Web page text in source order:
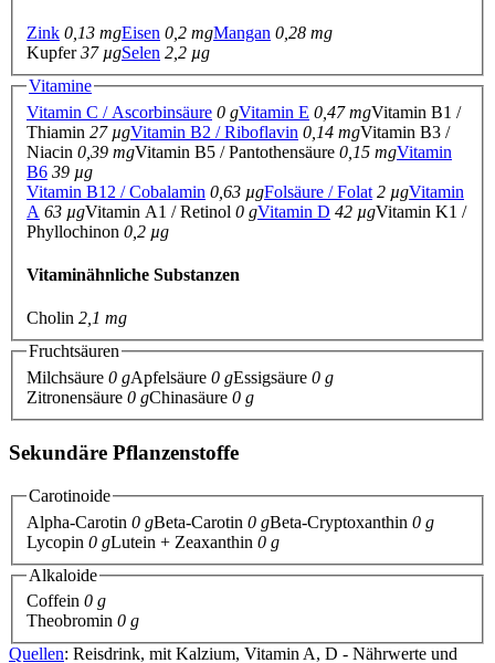
Zink 0,13 mgEisen 0,2 mgMangan 0,28 mg
Kupfer37 µgSelen 2,2 µg
Vitamine
Vitamin C / Ascorbinsäure 0 gVitamin E 0,47 mgVitamin B1 /
Thiamin 27 µgVitamin B2 / Riboflavin 0,14 mgVitamin B3 /
Niacin 0,39 mgVitamin B5 / Pantothensäure 0,15 mgVitamin
B6 39 µg
Vitamin B12 / Cobalamin 0,63 µgFolsäure / Folat 2 µgVitamin
A 63 µgVitamin A1 / Retinol 0 gVitamin D 42 µgVitamin K1 /
Phyllochinon 0,2 µg
Vitaminähnliche Substanzen
Cholin 2,1 mg
Fruchtsäuren
Milchsäure 0 gApfelsäure 0 gEssigsäure 0 g
Zitronensäure 0 gChinasäure 0 g
Sekundäre Pflanzenstoffe
Carotinoide
Alpha-Carotin 0 gBeta-Carotin 0 gBeta-Cryptoxanthin 0 g
Lycopin 0 gLutein + Zeaxanthin 0 g
Alkaloide
Coffein 0 g
Theobromin 0 g
Quellen: Reisdrink, mit Kalzium, Vitamin A, D - Nährwerte und